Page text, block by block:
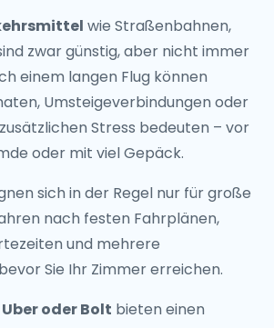
wie Straßenbahnen,
zwar günstig, aber nicht immer
einem langen Flug können
Umsteigeverbindungen oder
Stress bedeuten – vor
oder mit viel Gepäck.
sich in der Regel nur für große
nach festen Fahrplänen,
und mehrere
Sie Ihr Zimmer erreichen.
oder Bolt bieten einen